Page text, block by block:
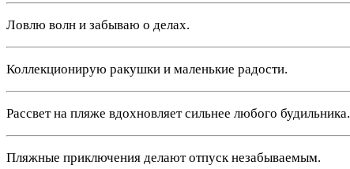
Ловлю волн и забываю о делах.
Коллекционирую ракушки и маленькие радости.
Рассвет на пляже вдохновляет сильнее любого будильника.
Пляжные приключения делают отпуск незабываемым.